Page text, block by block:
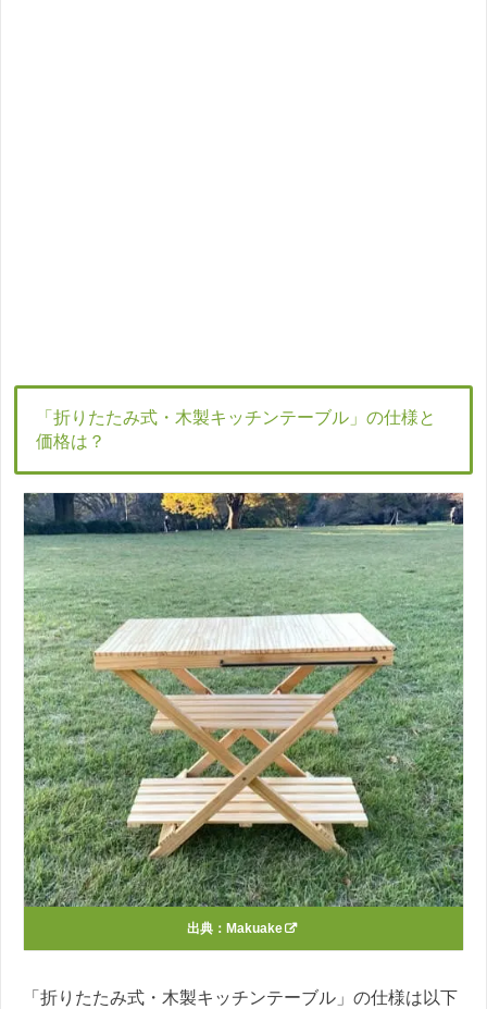
「折りたたみ式・木製キッチンテーブル」の仕様と
価格は？
出典： Makuake
「折りたたみ式・木製キッチンテーブル」の仕様は以下